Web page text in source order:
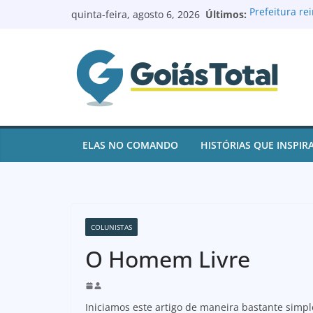
quinta-feira, agosto 6, 2026 Últimos: Prefeitura
de contas e
juros
Goianésia
após ações
Renovação
Batista à
e ajuda
ELAS NO COMANDO HISTÓRIAS QUE
COLUNISTAS
O Homem Livre
Iniciamos este artigo de maneira bastante